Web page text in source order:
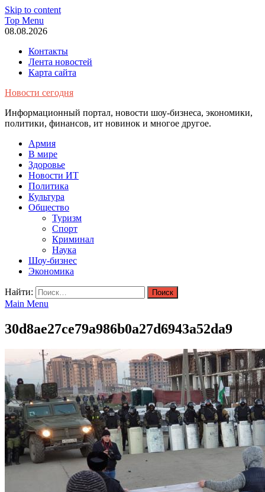
Skip to content
Top Menu
08.08.2026
Контакты
Лента новостей
Карта сайта
Новости сегодня
Информационный портал, новости шоу-бизнеса, экономики,
политики, финансов, ит новинок и многое другое.
Армия
В мире
Здоровье
Новости ИТ
Политика
Культура
Общество
Туризм
Спорт
Криминал
Наука
Шоу-бизнес
Экономика
Найти:
Main Menu
30d8ae27ce79a986b0a27d6943a52da9